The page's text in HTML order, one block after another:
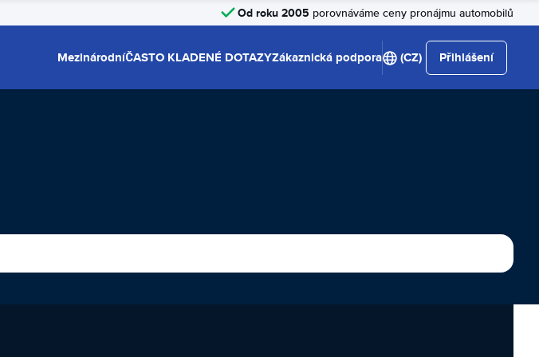
Od roku 2005 porovnáváme ceny pronájmu automobilů
MezinárodníČASTO KLADENÉ DOTAZYZákaznická podpora (CZ) Přihlášení